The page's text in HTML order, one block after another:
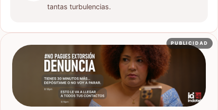
tantas turbulencias.
PUBLICIDAD